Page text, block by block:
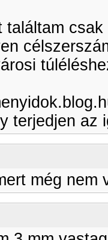
találtam
terjedjen az
még